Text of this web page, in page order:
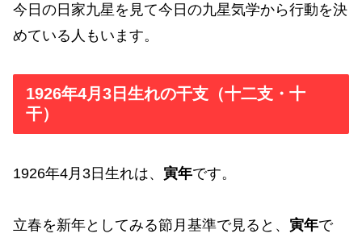
今日の日家九星を見て今日の九星気学から行動を決
めている人もいます。
1926年4月3日生れの干支（十二支・十
干）
1926年4月3日生れは、 寅年です。
立春を新年としてみる節月基準で見ると、 寅年で